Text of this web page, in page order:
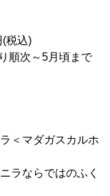
(税込)
～5月頃まで
マダガスカルホ
ならではのふく